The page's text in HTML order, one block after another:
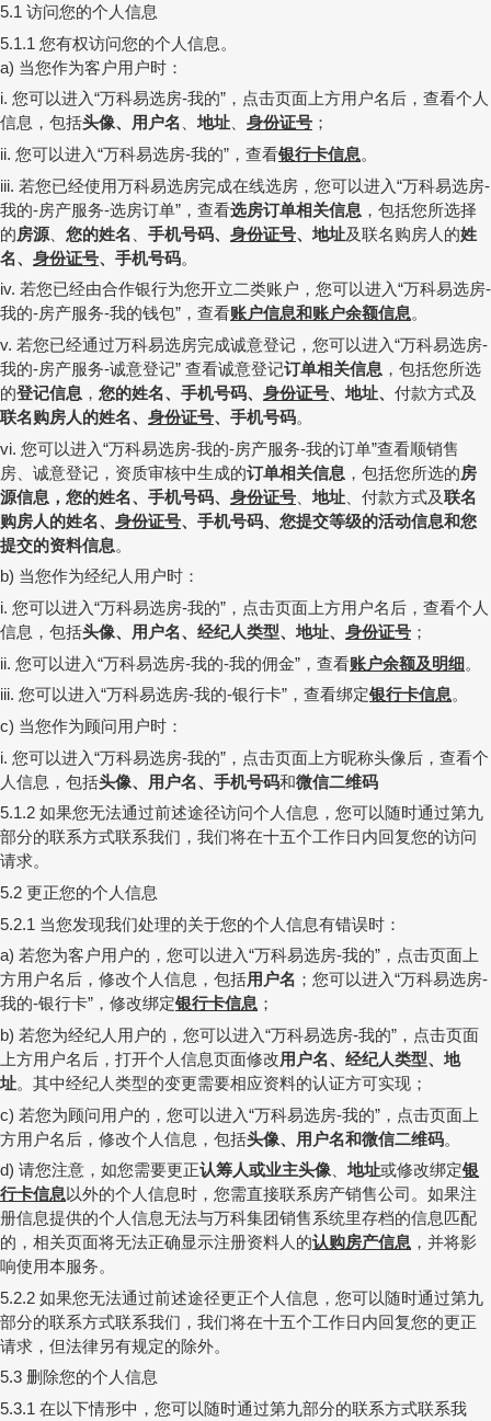
5.1 访问您的个人信息
5.1.1 您有权访问您的个人信息。
a) 当您作为客户用户时：
i. 您可以进入“万科易选房-我的” ， 点击页面上方用户名后，查看个人
信息，包括头像、用户名、 地址、 身份证号 ；
ii. 您可以进入“万科易选房-我的” ，查看银行卡信息。
iii. 若您已经使用万科易选房完成在线选房，您可以进入“万科易选房-
我的-房产服务-选房订单” ，查看选房订单相关信息 ，包括您所选择
的房源、 您的姓名、 手机号码、 身份证号、地址及联名购房人的姓
名、 身份证号、手机号码。
iv. 若您已经由合作银行为您开立二类账户，您可以进入“万科易选房-
我的-房产服务-我的钱包” ，查看账户信息和账户余额信息。
v. 若您已经通过万科易选房完成诚意登记，您可以进入“万科易选房-
我的-房产服务-诚意登记” 查看诚意登记订单相关信息 ，包括您所选
的登记信息 ， 您的姓名、 手机号码、 身份证号、地址、 付款方式及
联名购房人的姓名、 身份证号、手机号码。
vi. 您可以进入“万科易选房-我的-房产服务-我的订单”查看顺销售
房、诚意登记，资质审核中生成的订单相关信息 ，包括您所选的房
源信息 ，您的姓名、手机号码、 身份证号、 地址、付款方式及联名
购房人的姓名、 身份证号、手机号码、 您提交等级的活动信息和您
提交的资料信息。
b) 当您作为经纪人用户时：
i. 您可以进入“万科易选房-我的” ， 点击页面上方用户名后，查看个人
信息，包括头像、用户名、经纪人类型、 地址、 身份证号 ；
ii. 您可以进入“万科易选房-我的-我的佣金” ，查看账户余额及明细。
iii. 您可以进入“万科易选房-我的-银行卡” ，查看绑定银行卡信息。
c) 当您作为顾问用户时：
i. 您可以进入“万科易选房-我的” ， 点击页面上方昵称头像后，查看个
人信息，包括头像、用户名、 手机号码和微信二维码
5.1.2 如果您无法通过前述途径访问个人信息，您可以随时通过第九
部分的联系方式联系我们，我们将在十五个工作日内回复您的访问
请求。
5.2 更正您的个人信息
5.2.1 当您发现我们处理的关于您的个人信息有错误时：
a) 若您为客户用户的，您可以进入“万科易选房-我的” ， 点击页面上
方用户名后，修改个人信息，包括用户名 ；您可以进入“万科易选房-
我的-银行卡” ，修改绑定银行卡信息 ；
b) 若您为经纪人用户的，您可以进入“万科易选房-我的” ，点击页面
上方用户名后，打开个人信息页面修改用户名、经纪人类型、 地
址。其中经纪人类型的变更需要相应资料的认证方可实现；
c) 若您为顾问用户的，您可以进入“万科易选房-我的” ， 点击页面上
方用户名后，修改个人信息，包括头像、用户名和微信二维码。
d) 请您注意，如您需要更正认筹人或业主头像、 地址或修改绑定银
行卡信息以外的个人信息时，您需直接联系房产销售公司。如果注
册信息提供的个人信息无法与万科集团销售系统里存档的信息匹配
的，相关页面将无法正确显示注册资料人的认购房产信息 ，并将影
响使用本服务。
5.2.2 如果您无法通过前述途径更正个人信息，您可以随时通过第九
部分的联系方式联系我们，我们将在十五个工作日内回复您的更正
请求，但法律另有规定的除外。
5.3 删除您的个人信息
5.3.1 在以下情形中，您可以随时通过第九部分的联系方式联系我